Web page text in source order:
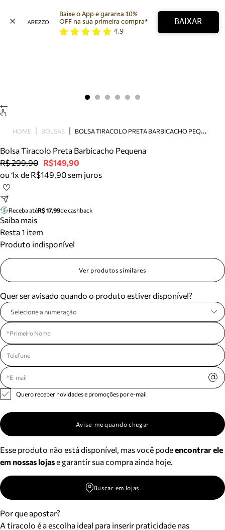
Bolsa
Tamanco
Tênis
Mule
Tire dúvidas sobre pedidos, devoluções e mais.
Meus pedidos
Acompanhe seus pedidos e solicite devoluções.
Baixe o App e garanta 10%
OFF na sua primeira compra*
4,9
BAIXAR
HOME BOLSAS B
OLSA TIRACOLO PRETA BARBICACHO PEQUENA
Bolsa Tiracolo Preta Barbicacho Pequena
R$ 299,90 R$149,90
ou 1x de R$149,90 sem juros
Receba atéR$ 17,99de cashback
Saiba mais
Resta 1 item
Produto indisponível
Ver produtos similares
Quer ser avisado quando o produto estiver disponível?
Selecione a numeração
Quero receber novidades e promoções por e-mail
Avise-me quando chegar
Esse produto não está disponível, mas você podeencontrar ele
em nossas lojase garantir sua compra ainda hoje.
Buscar em lojas
Por que apostar?
A tiracolo é a escolha ideal para inserir praticidade nas